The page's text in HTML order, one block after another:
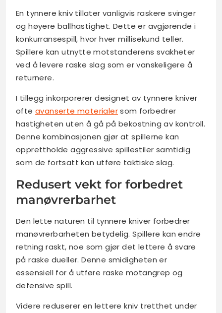
En tynnere kniv tillater vanligvis raskere svinger
og høyere ballhastighet. Dette er avgjørende i
konkurransespill, hvor hver millisekund teller.
Spillere kan utnytte motstanderens svakheter
ved å levere raske slag som er vanskeligere å
returnere.
I tillegg inkorporerer designet av tynnere kniver
ofte avanserte materialersom forbedrer
hastigheten uten å gå på bekostning av kontroll.
Denne kombinasjonen gjør at spillerne kan
opprettholde aggressive spillestiler samtidig
som de fortsatt kan utføre taktiske slag.
Redusert vekt for forbedret
manøvrerbarhet
Den lette naturen til tynnere kniver forbedrer
manøvrerbarheten betydelig. Spillere kan endre
retning raskt, noe som gjør det lettere å svare
på raske dueller. Denne smidigheten er
essensiell for å utføre raske motangrep og
defensive spill.
Videre reduserer en lettere kniv tretthet under